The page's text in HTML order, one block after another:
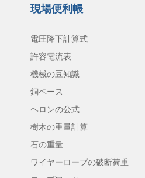
現場便利帳
電圧降下計算式
許容電流表
機械の豆知識
銅ベース
ヘロンの公式
樹木の重量計算
石の重量
ワイヤーロープの破断荷重